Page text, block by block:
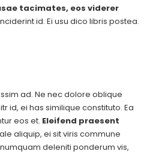
tacimates, eos viderer
id. Ei usu dico libris postea.
ad. Ne nec dolore oblique
id, ei has similique constituto. Ea
eos et. Eleifend praesent
aliquip, ei sit viris commune
deleniti ponderum vis,